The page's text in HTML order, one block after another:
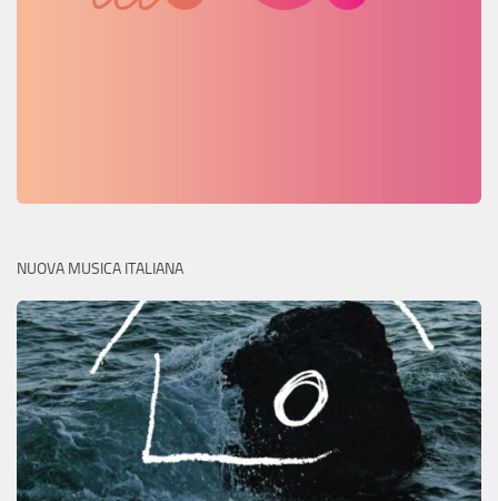
NUOVA MUSICA ITALIANA